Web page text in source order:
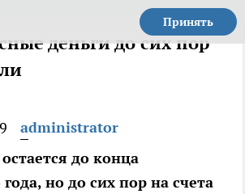
Принять
деньги до сих пор
administrator
до конца
но до сих пор на счета